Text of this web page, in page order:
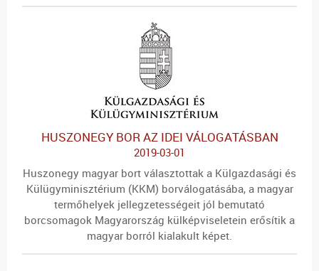
HUSZONEGY BOR AZ IDEI VÁLOGATÁSBAN
2019-03-01
Huszonegy magyar bort választottak a Külgazdasági és
Külügyminisztérium (KKM) borválogatásába, a magyar
termőhelyek jellegzetességeit jól bemutató
borcsomagok Magyarország külképviseletein erősítik a
magyar borról kialakult képet.